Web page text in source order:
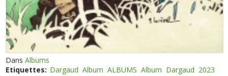
DansAlbums
Etiquettes: Dargaud Album ALBUMS Album Dargaud 2023